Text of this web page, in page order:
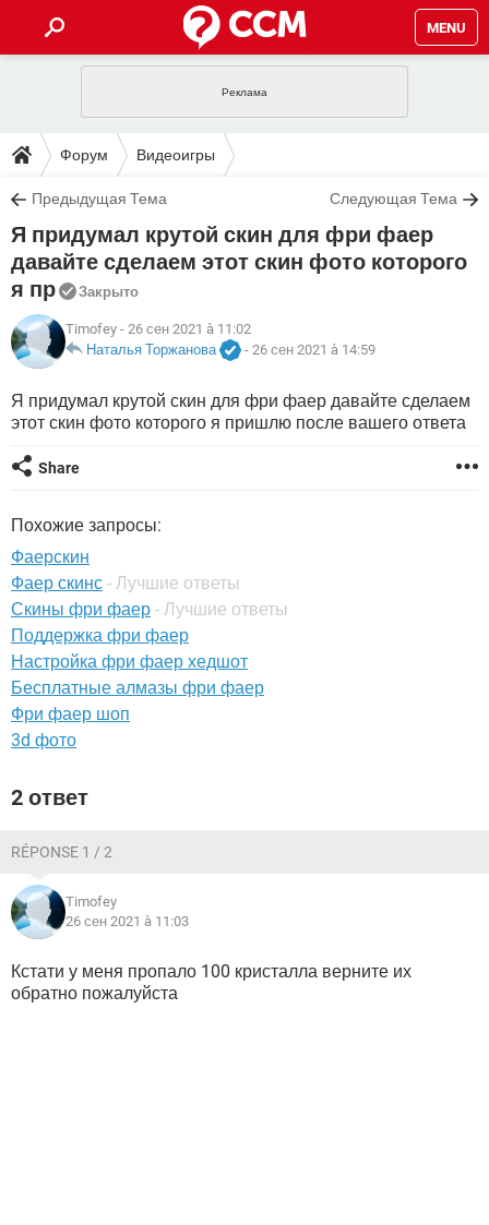
MENU
INSTAGRAM
ИГРЫ WINDOWS 10
ВКОНТАКТЕ ВИДЕО
GOOGLE YANDEX
ПОЛЕЗНЫЕ СОВЕТЫ
TIKTOK
FACEBOOK ИГРЫ
WINDOWS 10
ВИДЕО
YANDEX
ЗАГРУЗКИ
TIKTOK TELEGRAM
WHATSAPP INSTAGRAM
WINDOWS 10 ВКОНТАКТЕ
YANDEX
ФОРУМ
TIKTOK
WHATSAPP
FACEBOOK
WINDOWS 10 ВКОНТАКТЕ
YANDEX
ЭНЦИКЛОПЕДИЯ
TIKTOK TELEGRAM
FACEBOOK ИГРЫ
WINDOWS 10
YANDEX
Форум Видеоигры
Предыдущая Тема Следующая Тема
Я придумал крутой скин для фри фаер
давайте сделаем этот скин фото которого
я пр
Закрыто
Timofey - 26 сен 2021 à 11:02
Наталья Торжанова
- 26 сен 2021 à 14:59
Я придумал крутой скин для фри фаер давайте сделаем
этот скин фото которого я пришлю после вашего ответа
Share
Похожие запросы:
Фаерскин
Фаер скинс - Лучшие ответы
Скины фри фаер - Лучшие ответы
Поддержка фри фаер
Настройка фри фаер хедшот
Бесплатные алмазы фри фаер
Фри фаер шоп
3d фото
2 ответ
RÉPONSE 1 / 2
Timofey
26 сен 2021 à 11:03
Кстати у меня пропало 100 кристалла верните их
обратно пожалуйста